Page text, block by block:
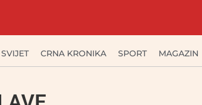
SVIJET CRNA KRONIKA SPORT MAGAZIN